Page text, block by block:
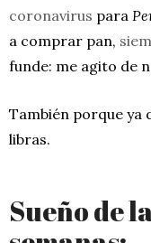
coronavirus para
a comprar pan,
funde: me agito de
También porque ya
libras.
Sueño de